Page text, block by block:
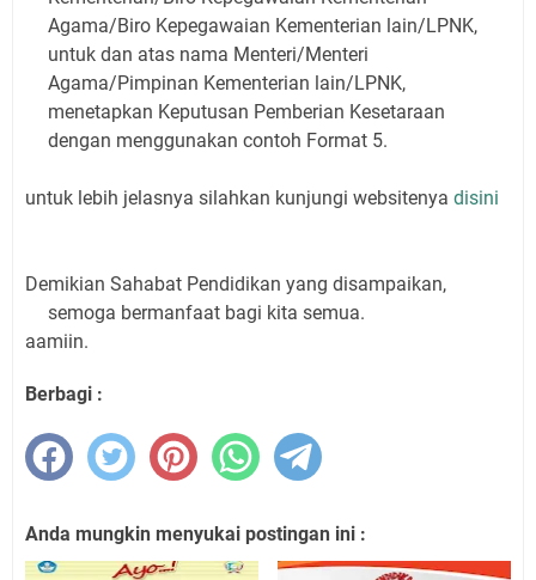
Agama/Biro Kepegawaian Kementerian lain/LPNK,
untuk dan atas nama Menteri/Menteri
Agama/Pimpinan Kementerian lain/LPNK,
menetapkan Keputusan Pemberian Kesetaraan
dengan menggunakan contoh Format 5.
untuk lebih jelasnya silahkan kunjungi websitenya disini
Demikian Sahabat Pendidikan yang disampaikan,
semoga bermanfaat bagi kita semua.
aamiin.
Berbagi :
Anda mungkin menyukai postingan ini :